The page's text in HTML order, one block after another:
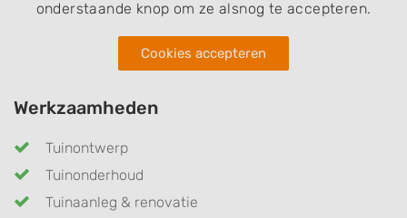
onderstaande knop om ze alsnog te accepteren.
Cookies accepteren
Werkzaamheden
Tuinontwerp
Tuinonderhoud
Tuinaanleg & renovatie